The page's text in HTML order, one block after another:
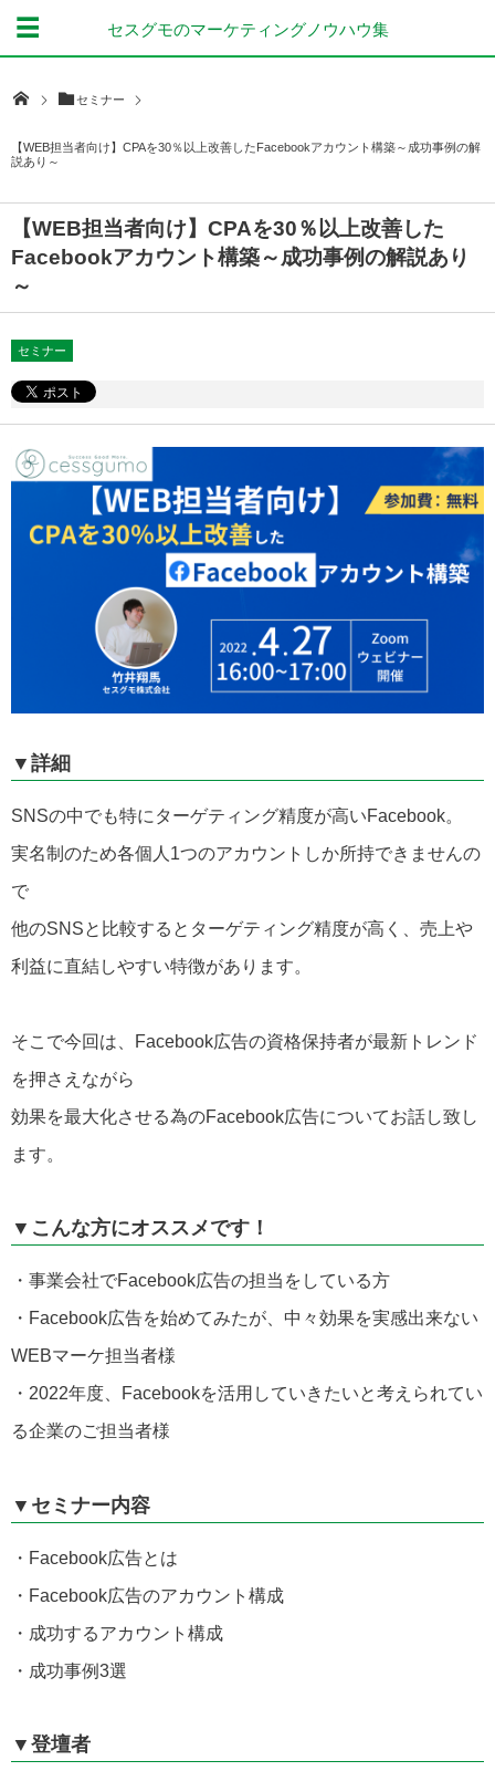
セスグモのマーケティングノウハウ集
セミナー
【WEB担当者向け】CPAを30％以上改善したFacebookアカウント構築～成功事例の解
説あり～
【WEB担当者向け】CPAを30％以上改善した
Facebookアカウント構築～成功事例の解説あり
～
セミナー
▼詳細
SNSの中でも特にターゲティング精度が高いFacebook。
実名制のため各個人1つのアカウントしか所持できませんの
で
他のSNSと比較するとターゲティング精度が高く、売上や
利益に直結しやすい特徴があります。
そこで今回は、Facebook広告の資格保持者が最新トレンド
を押さえながら
効果を最大化させる為のFacebook広告についてお話し致し
ます。
▼こんな方にオススメです！
・事業会社でFacebook広告の担当をしている方
・Facebook広告を始めてみたが、中々効果を実感出来ない
WEBマーケ担当者様
・2022年度、Facebookを活用していきたいと考えられてい
る企業のご担当者様
▼セミナー内容
・Facebook広告とは
・Facebook広告のアカウント構成
・成功するアカウント構成
・成功事例3選
▼登壇者